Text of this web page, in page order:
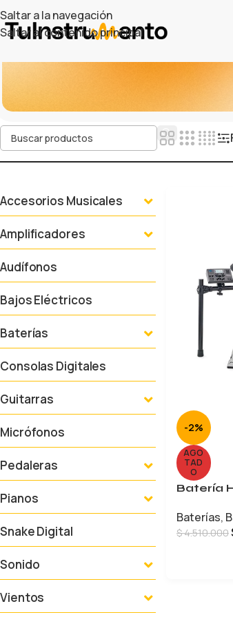
Saltar a la navegación
Saltar al contenido principal
Accesorios Musicales
Amplificadores
Audífonos
Bajos Eléctricos
Baterías
Consolas Digitales
Guitarras
Micrófonos
Pedaleras
Pianos
Snake Digital
Sonido
Vientos
-2%
AGO
TAD
O
Batería
Baterías,
$4.510.000